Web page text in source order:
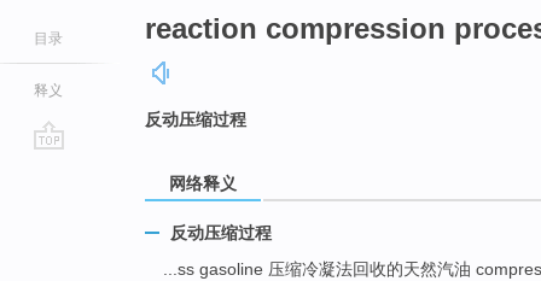
目录
释义
reaction compression
反动压缩过程
网络释义
反动压缩过程
...ss gasoline 压缩冷凝法回收的天然汽油